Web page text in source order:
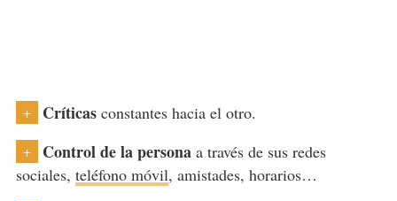
+ Críticasconstantes hacia el otro.
+ Control de la personaa través de sus redes
sociales, teléfono móvil, amistades, horarios…